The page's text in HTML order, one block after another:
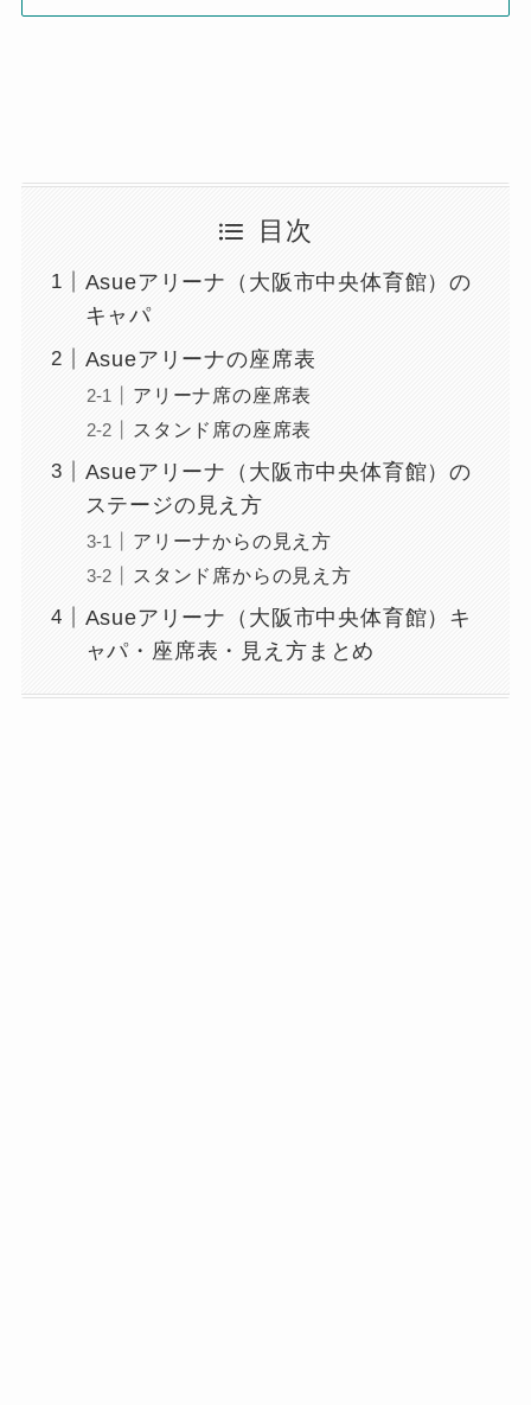
目次
Asueアリーナ（大阪市中央体育館）の
キャパ
Asueアリーナの座席表
アリーナ席の座席表
スタンド席の座席表
Asueアリーナ（大阪市中央体育館）の
ステージの見え方
アリーナからの見え方
スタンド席からの見え方
Asueアリーナ（大阪市中央体育館）キ
ャパ・座席表・見え方まとめ